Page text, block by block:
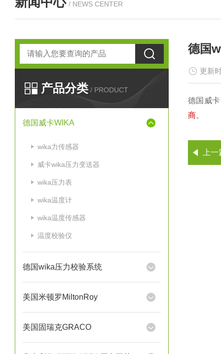
/ NEWS CENTER
产品分类 / PRODUCT
德国威卡WIKA
wika力传感器
威卡wika压力变送器
wika压力表
wika温度计
wika温度传感器
温度校验仪
德国wika压力校验系统
美国米顿罗MiltonRoy
美国固瑞克GRACO
德国
更新
德国威
商。
上